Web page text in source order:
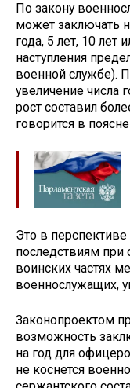
По закону
может заключать
года, 5 лет, 10 лет
наступления
военной службе).
увеличение числа
рост составил
говорится в
Это в
последствиям при
воинских частях
военнослужащих,
Законопроектом
возможность
на год для
не коснется